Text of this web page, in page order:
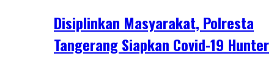
Disiplinkan Masyarakat, Polresta
Tangerang Siapkan Covid-19 Hunter